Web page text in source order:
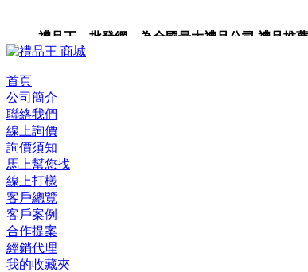
禮品王 批發網 為全國最大禮品公司,禮品推薦,
首頁
公司簡介
聯絡我們
線上詢價
詢價須知
馬上幫您找
線上打樣
客戶總覽
客戶案例
合作提案
經銷代理
我的收藏夾